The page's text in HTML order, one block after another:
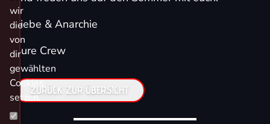
Liebe & Anarchie
Eure Crew
ZURÜCK ZUR ÜBERSICHT
wir
die
von
dir
gewählten
Cookies
setzen.